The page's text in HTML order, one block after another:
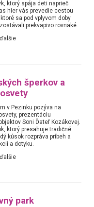
ktorý spája deti naprieč
hier vás prevedie cestou
sa pod vplyvom doby
prekvapivo rovnaké.
šperkov a
v Pezinku pozýva na
prezentáciu
Soni Ďateľ Kozákovej.
ktorý presahuje tradičné
kúsok rozpráva príbeh a
a dotyku.
park